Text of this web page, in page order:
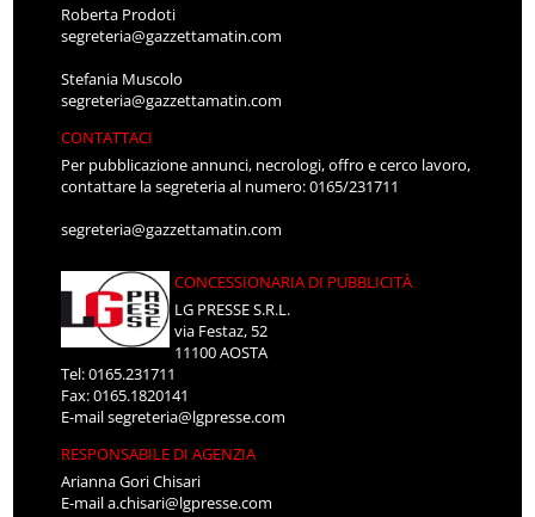
Roberta Prodoti
segreteria@gazzettamatin.com
Stefania Muscolo
segreteria@gazzettamatin.com
CONTATTACI
Per pubblicazione annunci, necrologi, offro e cerco lavoro,
contattare la segreteria al numero: 0165/231711
segreteria@gazzettamatin.com
CONCESSIONARIA DI PUBBLICITÀ
LG PRESSE S.R.L.
via Festaz, 52
11100 AOSTA
Tel: 0165.231711
Fax: 0165.1820141
E-mailsegreteria@lgpresse.com
RESPONSABILE DI AGENZIA
Arianna Gori Chisari
E-maila.chisari@lgpresse.com